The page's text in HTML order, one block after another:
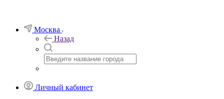
Москва
Назад
Личный кабинет